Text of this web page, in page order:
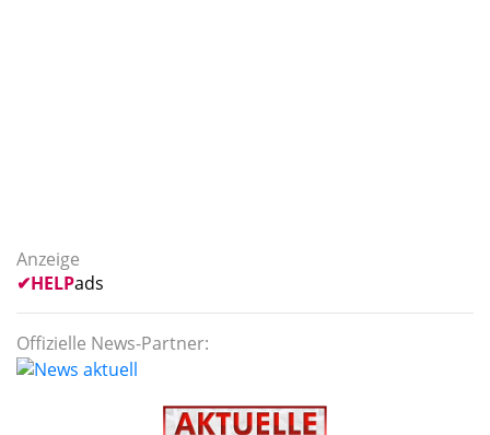
Anzeige
✔HELPads
Offizielle News-Partner: